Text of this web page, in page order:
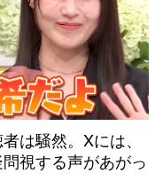
は騒然。Xには、
視する声があがっ